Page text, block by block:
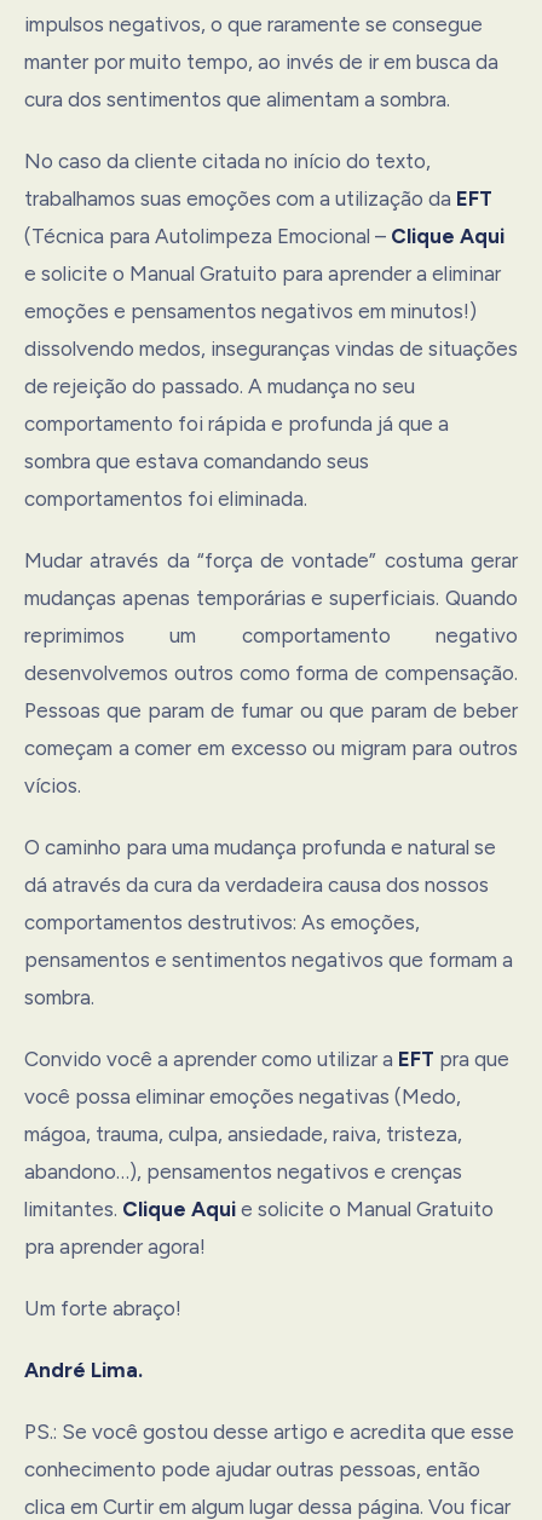
impulsos negativos, o que raramente se consegue
manter por muito tempo, ao invés de ir em busca da
cura dos sentimentos que alimentam a sombra.
No caso da cliente citada no início do texto,
trabalhamos suas emoções com a utilização da EFT
(Técnica para Autolimpeza Emocional – Clique Aqui
e solicite o Manual Gratuito para aprender a eliminar
emoções e pensamentos negativos em minutos!)
dissolvendo medos, inseguranças vindas de situações
de rejeição do passado. A mudança no seu
comportamento foi rápida e profunda já que a
sombra que estava comandando seus
comportamentos foi eliminada.
Mudar através da “força de vontade” costuma gerar
mudanças apenas temporárias e superficiais. Quando
reprimimos um comportamento negativo
desenvolvemos outros como forma de compensação.
Pessoas que param de fumar ou que param de beber
começam a comer em excesso ou migram para outros
vícios.
O caminho para uma mudança profunda e natural se
dá através da cura da verdadeira causa dos nossos
comportamentos destrutivos: As emoções,
pensamentos e sentimentos negativos que formam a
sombra.
Convido você a aprender como utilizar a EFT pra que
você possa eliminar emoções negativas (Medo,
mágoa, trauma, culpa, ansiedade, raiva, tristeza,
abandono…), pensamentos negativos e crenças
limitantes. Clique Aqui e solicite o Manual Gratuito
pra aprender agora!
Um forte abraço!
André Lima.
PS.: Se você gostou desse artigo e acredita que esse
conhecimento pode ajudar outras pessoas, então
clica em Curtir em algum lugar dessa página. Vou ficar